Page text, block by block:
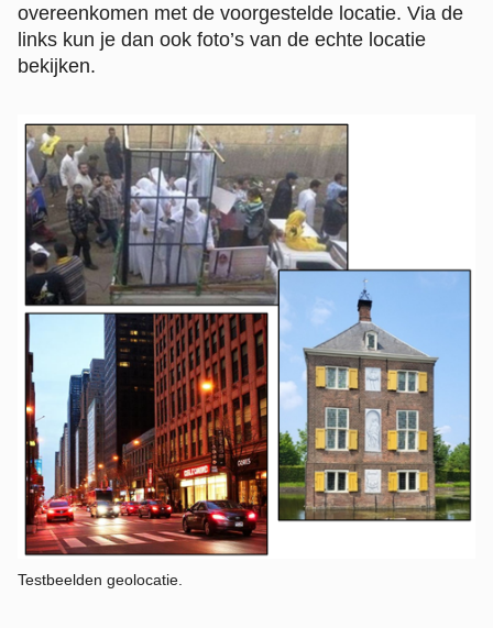
overeenkomen met de voorgestelde locatie. Via de
links kun je dan ook foto’s van de echte locatie
bekijken.
Testbeelden geolocatie.